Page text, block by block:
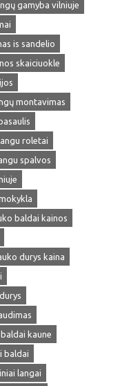
gamyba vilniuje
is sandelio
skaiciuokle
montavimas
langu roletai
spalvos
baldai kainos
durys kaina
kaune
baldai
langai